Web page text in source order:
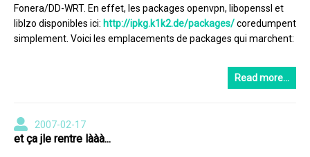
Fonera/DD-WRT. En effet, les packages openvpn, libopenssl et
liblzo disponibles ici: http://ipkg.k1k2.de/packages/coredumpent
simplement. Voici les emplacements de packages qui marchent:
Read more…
2007-02-17
et ça jle rentre lààà...